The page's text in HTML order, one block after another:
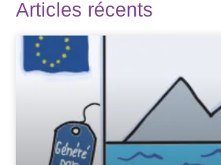
Articles récents